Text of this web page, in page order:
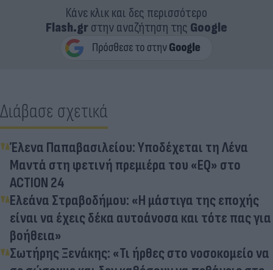
Κάνε κλικ και δες περισσότερο
Flash.grστην αναζήτηση της Google
Διάβασε σχετικά
Έλενα Παπαβασιλείου: Υποδέχεται τη Λένα
Μαντά στη φετινή πρεμιέρα του «EQ» στο
ACTION 24
Ελεάνα Στραβοδήμου: «Η μάστιγα της εποχής
είναι να έχεις δέκα αυτοάνοσα και τότε πας για
βοήθεια»
Σωτήρης Ξενάκης: «Τι ήρθες στο νοσοκομείο να